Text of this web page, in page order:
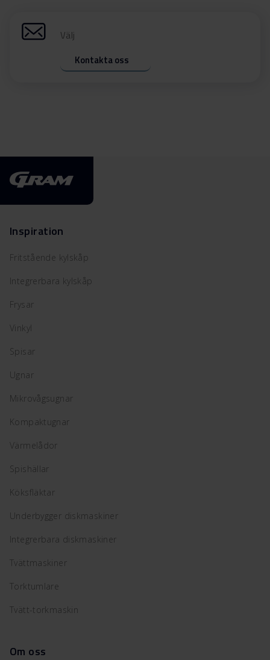
Välj
Kontakta oss
Inspiration
Fritstående kylskåp
Integrerbara kylskåp
Frysar
Vinkyl
Spisar
Ugnar
Mikrovågsugnar
Kompaktugnar
Värmelådor
Spishällar
Köksfläktar
Underbygger diskmaskiner
Integrerbara diskmaskiner
Tvättmaskiner
Torktumlare
Tvätt-torkmaskin
Om oss